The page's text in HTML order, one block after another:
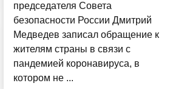
председателя Совета
безопасности России Дмитрий
Медведев записал обращение к
жителям страны в связи с
пандемией коронавируса, в
котором не ...